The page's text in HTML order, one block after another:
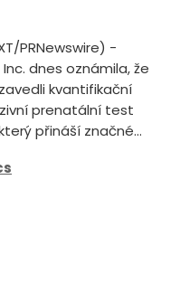
PRNewswire) -
dnes oznámila, že
kvantifikační
prenatální test
přináší značné...